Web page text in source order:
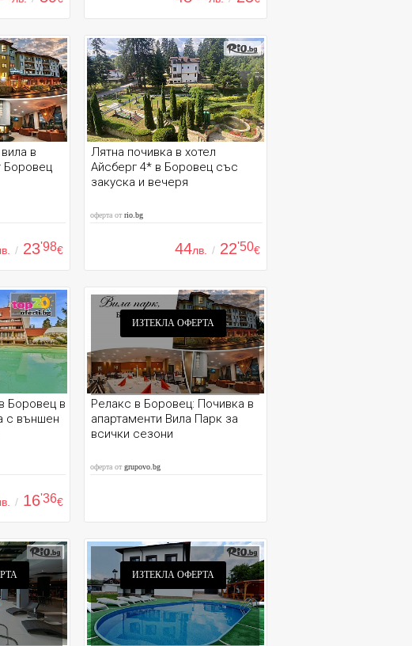
в
Боровец
/ 23'98€
Лятна почивка в хотел
Айсберг 4* в Боровец със
закуска и вечеря
оферта от rio.bg
44лв. / 22'50€
Боровец в
с външен
/ 16'36€
ИЗТЕКЛА ОФЕРТА
Релакс в Боровец: Почивка в
апартаменти Вила Парк за
всички сезони
оферта от grupovo.bg
ИЗТЕКЛА ОФЕРТА